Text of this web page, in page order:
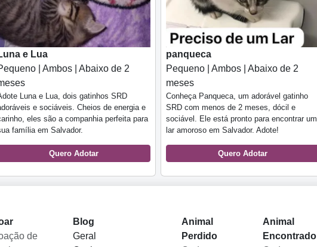
e Lua
| Ambos | Abaixo de 2
Luna e Lua, dois gatinhos SRD
e sociáveis. Cheios de energia e
eles são a companhia perfeita para
família em Salvador.
Quero Adotar
panqueca
Pequeno | Ambos | Abaixo de 2
meses
Conheça Panqueca, um adorável gatinho
SRD com menos de 2 meses, dócil e
sociável. Ele está pronto para encontrar um
lar amoroso em Salvador. Adote!
Quero Adotar
de
Blog
Geral
Animal
Perdido
Animal
Encontrado